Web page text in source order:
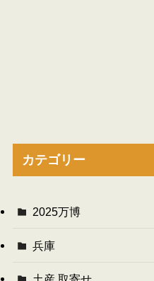
カテゴリー
2025万博
兵庫